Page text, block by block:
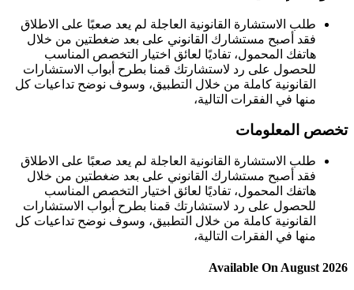
طلب الاستشارة القانونية العاجلة لم يعد صعبًا على الاطلاق
فقد أصبح مستشارك القانوني على بعد ضغطتين من خلال
هاتفك المحمول، تفاديًا لعائق اختيار التخصص المناسب
للحصول على رد لاستشارتك قمنا بطرح أبواب الاستشارات
القانونية كاملة من خلال التطبيق، وسوف نوضح تداعيات كل
منها في الفقرات التالية،
تخصص المعلومات
طلب الاستشارة القانونية العاجلة لم يعد صعبًا على الاطلاق
فقد أصبح مستشارك القانوني على بعد ضغطتين من خلال
هاتفك المحمول، تفاديًا لعائق اختيار التخصص المناسب
للحصول على رد لاستشارتك قمنا بطرح أبواب الاستشارات
القانونية كاملة من خلال التطبيق، وسوف نوضح تداعيات كل
منها في الفقرات التالية،
Available On August 2026